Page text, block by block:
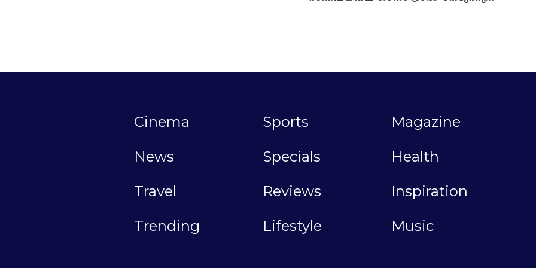
Cinema Sports
Magazine
News
Specials
Health
Travel
Reviews
Inspiration
Trending
Lifestyle Music